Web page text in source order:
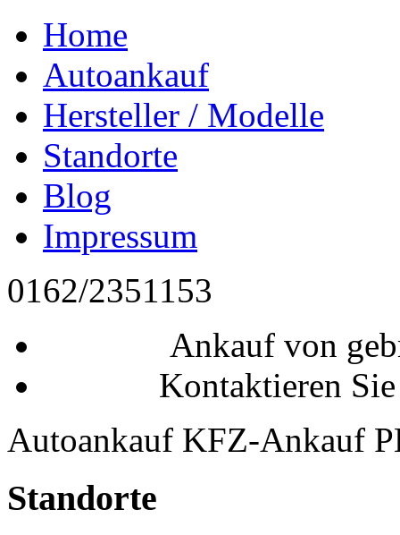
Home
Autoankauf
Hersteller / Modelle
Standorte
Blog
Impressum
0162/2351153
Ankauf von
Kontaktieren
Autoankauf KFZ-Ankauf
Standorte